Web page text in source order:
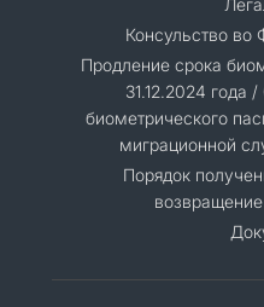
Консульство во
Продление срока
31.12.2024 года
биометрического
миграционной
Порядок